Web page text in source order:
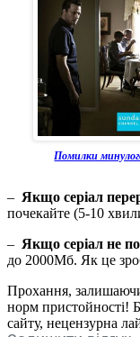
Помилки
– Якщо серіал
почекайте (5-10
– Якщо серіал не
до 2000Мб. Як це
Прохання,
норм пристойності!
сайту, нецензурна